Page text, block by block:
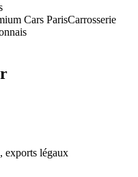
Cars ParisCarrosserie
exports légaux